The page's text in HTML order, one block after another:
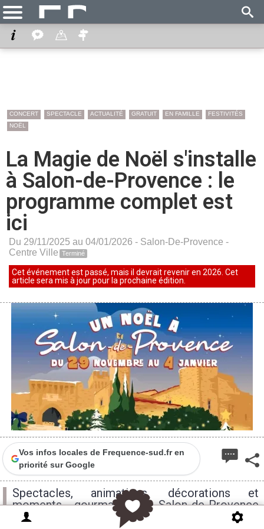
CONCERT SPECTACLE ACTUALITÉ GRATUIT EN FAMILLE
FESTIVITÉS
NOËL
La Magie de Noël s'installe
à Salon-de-Provence : le
programme complet est
ici
Du 29/11/2025 au 04/01/2026 - Salon-De-Provence -
Centre Ville Terminé
Cet événement est passé, mais il devrait revenir en 2026. Cet
article sera mis à jour pour la prochaine édition.
Vos infos locales de Frequence-sud.fr en
priorité sur Google
Spectacles, animations, décorations et
moments gourmands : Salon-de-Provence
invite petits et grands à vivre un mois de